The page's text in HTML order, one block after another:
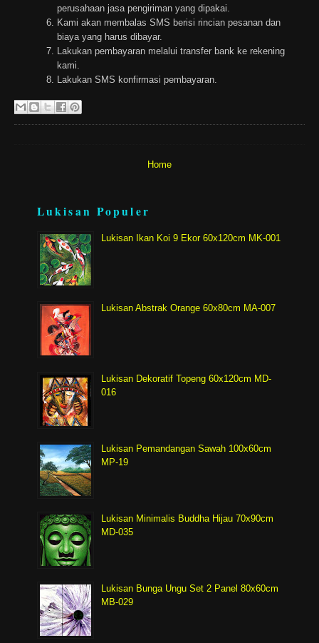
perusahaan jasa pengiriman yang dipakai.
Kami akan membalas SMS berisi rincian pesanan dan
biaya yang harus dibayar.
Lakukan pembayaran melalui transfer bank ke rekening
kami.
Lakukan SMS konfirmasi pembayaran.
Home
Lukisan Populer
Lukisan Ikan Koi 9 Ekor 60x120cm MK-001
Lukisan Abstrak Orange 60x80cm MA-007
Lukisan Dekoratif Topeng 60x120cm MD-
016
Lukisan Pemandangan Sawah 100x60cm
MP-19
Lukisan Minimalis Buddha Hijau 70x90cm
MD-035
Lukisan Bunga Ungu Set 2 Panel 80x60cm
MB-029